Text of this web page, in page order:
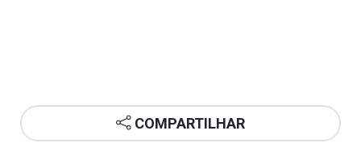
COMPARTILHAR